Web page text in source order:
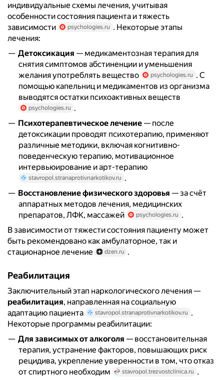
индивидуальные схемы лечения, учитывая
особенности состояния пациента и тяжесть
зависимости
psychologies.ru . Некоторые этапы
лечения:
Детоксикация — медикаментозная терапия для
снятия симптомов абстиненции и уменьшения
желания употреблять вещество
psychologies.ru . С
помощью капельниц и медикаментов из организма
выводятся остатки психоактивных веществ
psychologies.ru .
Психотерапевтическое лечение — после
детоксикации проводят психотерапию, применяют
различные методики, включая когнитивно-
поведенческую терапию, мотивационное
интервьюирование и арт-терапию
stavropol.stranaprotivnarkotikov.ru .
Восстановление физического здоровья — за счёт
аппаратных методов лечения, медицинских
препаратов, ЛФК, массажей
psychologies.ru .
В зависимости от тяжести состояния пациенту может
быть рекомендовано как амбулаторное, так и
стационарное лечение
dzen.ru .
Реабилитация
Заключительный этап наркологического лечения —
реабилитация, направленная на социальную
адаптацию пациента
stavropol.stranaprotivnarkotikov.ru .
Некоторые программы реабилитации:
Для зависимых от алкоголя — восстановительная
терапия, устранение факторов, повышающих риск
рецидива, укрепление уверенности в том, что отказ
от спиртного необходим
stavropol.trezvostclinica.ru .